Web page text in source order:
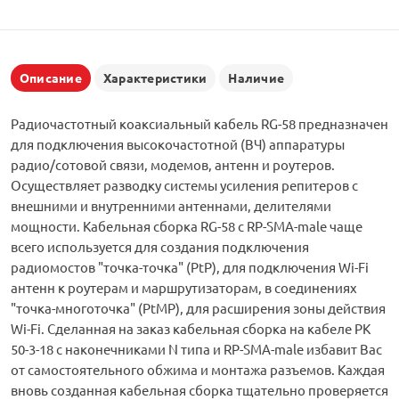
Описание Характеристики Наличие
Радиочастотный коаксиальный кабель RG-58 предназначен
для подключения высокочастотной (ВЧ) аппаратуры
радио/сотовой связи, модемов, антенн и роутеров.
Осуществляет разводку системы усиления репитеров с
внешними и внутренними антеннами, делителями
мощности. Кабельная сборка RG-58 с RP-SMA-male чаще
всего используется для создания подключения
радиомостов "точка-точка" (PtP), для подключения Wi-Fi
антенн к роутерам и маршрутизаторам, в соединениях
"точка-многоточка" (PtMP), для расширения зоны действия
Wi-Fi. Сделанная на заказ кабельная сборка на кабеле РК
50-3-18 с наконечниками N типа и RP-SMA-male избавит Вас
от самостоятельного обжима и монтажа разъемов. Каждая
вновь созданная кабельная сборка тщательно проверяется